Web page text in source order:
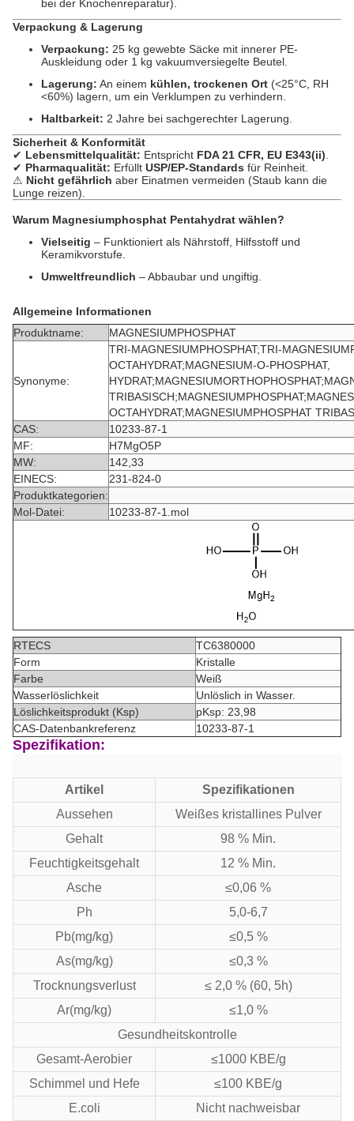
bei der Knochenreparatur).
Verpackung & Lagerung
Verpackung: 25 kg gewebte Säcke mit innerer PE-
Auskleidung oder 1 kg vakuumversiegelte Beutel.
Lagerung: An einem kühlen, trockenen Ort (<25°C, RH
<60%) lagern, um ein Verklumpen zu verhindern.
Haltbarkeit: 2 Jahre bei sachgerechter Lagerung.
Sicherheit & Konformität
✔ Lebensmittelqualität: Entspricht FDA 21 CFR, EU E343(ii)
✔ Pharmaqualität: Erfüllt USP/EP-Standards für Reinheit.
⚠ Nicht gefährlich aber Einatmen vermeiden (Staub kann die
Lunge reizen).
Warum Magnesiumphosphat Pentahydrat wählen?
Vielseitig – Funktioniert als Nährstoff, Hilfsstoff und
Keramikvorstufe.
Umweltfreundlich – Abbaubar und ungiftig.
Allgemeine Informationen
Produktname:
MAGNESIUMPHOSPHAT
Synonyme:
TRI-MAGNESIUMPHOSPHAT;TRI-
OCTAHYDRAT;MAGNESIUM-O-PHOSPHAT,
OCTAHYDRAT;MAGNESIUMPHOSPHAT
CAS:
10233-87-1
MF:
H7MgO5P
MW:
142,33
EINECS:
231-824-0
Produktkategorien:
Mol-Datei:
10233-87-1.mol
RTECS
TC6380000
Form
Kristalle
Farbe
Weiß
Wasserlöslichkeit
Unlöslich in Wasser.
Löslichkeitsprodukt (Ksp)
pKsp: 23,98
CAS-Datenbankreferenz
10233-87-1
Spezifikation:
Artikel
Spezifikationen
Aussehen
Weißes kristallines Pulver
Gehalt
98 % Min.
Feuchtigkeitsgehalt
12 % Min.
Asche
≤0,06 %
Ph
5,0-6,7
Pb(mg/kg)
≤0,5 %
As(mg/kg)
≤0,3 %
Trocknungsverlust
≤ 2,0 % (60, 5h)
Ar(mg/kg)
≤1,0 %
Gesundheitskontrolle
Gesamt-Aerobier
≤1000 KBE/g
Schimmel und Hefe
≤100 KBE/g
E.coli
Nicht nachweisbar